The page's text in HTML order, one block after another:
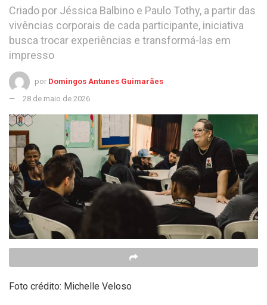
Criado por Jéssica Balbino e Paulo Tothy, a partir das
vivências corporais de cada participante, iniciativa
busca trocar experiências e transformá-las em
impresso
por Domingos Antunes Guimarães
28 de maio de 2026
Foto crédito: Michelle Veloso